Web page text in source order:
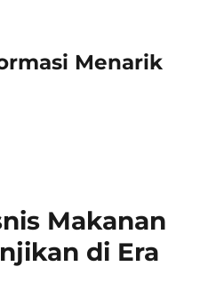
Menarik
Makanan
di Era